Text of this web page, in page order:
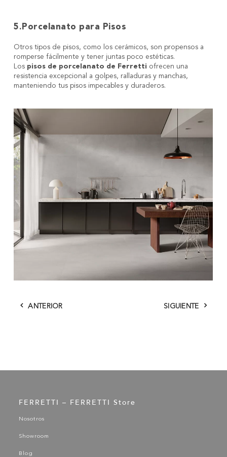
5.Porcelanato para Pisos
Otros tipos de pisos, como los cerámicos, son propensos a
romperse fácilmente y tener juntas poco estéticas.
Los pisos de porcelanato de Ferretti ofrecen una
resistencia excepcional a golpes, ralladuras y manchas,
manteniendo tus pisos impecables y duraderos.
ANTERIOR SIGUIENTE
FERRETTI – FERRETTI Store
Nosotros
Showroom
Blog